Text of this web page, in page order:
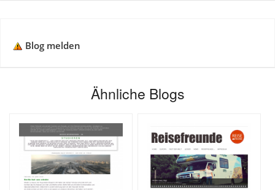
Blog melden
Ähnliche Blogs